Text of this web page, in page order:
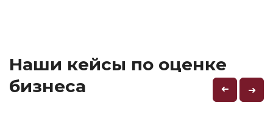
Наши кейсы по оценке
бизнеса
➜ ➜